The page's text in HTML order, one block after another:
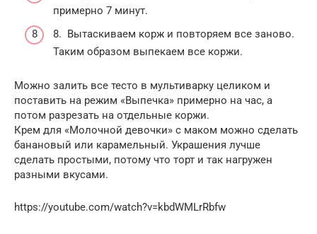
примерно 7 минут.
8. Вытаскиваем корж и повторяем все заново.
Таким образом выпекаем все коржи.
Можно залить все тесто в мультиварку целиком и
поставить на режим «Выпечка» примерно на час, а
потом разрезать на отдельные коржи.
Крем для «Молочной девочки» с маком можно сделать
банановый или карамельный. Украшения лучше
сделать простыми, потому что торт и так нагружен
разными вкусами.
https://youtube.com/watch?v=kbdWMLrRbfw